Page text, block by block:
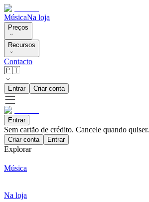
MúsicaNa loja
Preços
Recursos
Contacto
🇵🇹
Entrar Criar conta
Entrar
Sem cartão de crédito. Cancele quando quiser.
Criar conta Entrar
Explorar
Música
Na loja